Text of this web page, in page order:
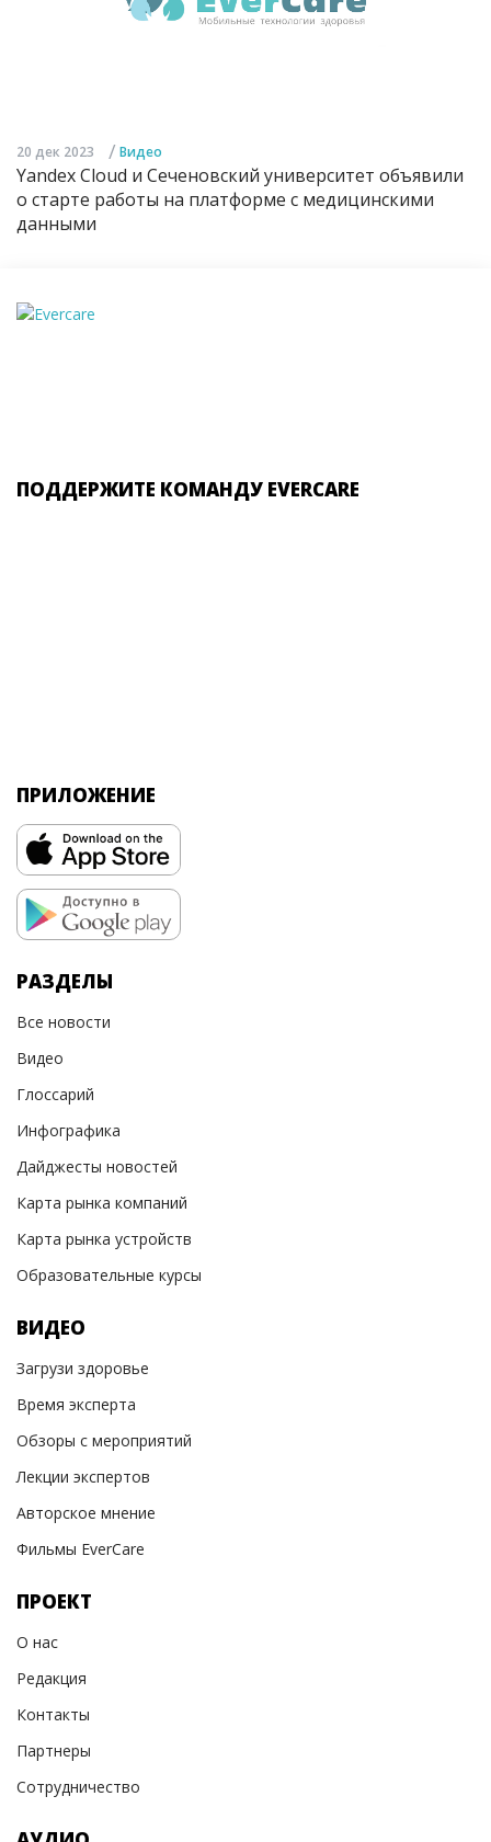
20 дек 2023 / Видео
Yandex Cloud и Сеченовский университет объявили
о старте работы на платформе с медицинскими
данными
ПОДДЕРЖИТЕ КОМАНДУ EVERCARE
ПРИЛОЖЕНИЕ
РАЗДЕЛЫ
Все новости
Видео
Глоссарий
Инфографика
Дайджесты новостей
Карта рынка компаний
Карта рынка устройств
Образовательные курсы
ВИДЕО
Загрузи здоровье
Время эксперта
Обзоры с мероприятий
Лекции экспертов
Авторское мнение
Фильмы EverCare
ПРОЕКТ
О нас
Редакция
Контакты
Партнеры
Сотрудничество